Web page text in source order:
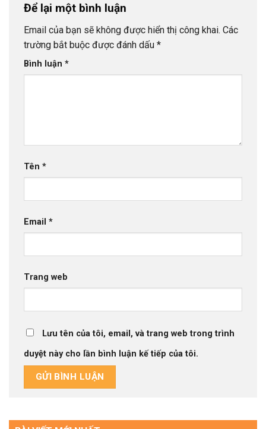
Để lại một bình luận
Email của bạn sẽ không được hiển thị công khai. Các
trường bắt buộc được đánh dấu *
Bình luận *
Tên *
Email *
Trang web
Lưu tên của tôi, email, và trang web trong trình
duyệt này cho lần bình luận kế tiếp của tôi.